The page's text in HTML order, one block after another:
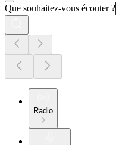
Que souhaitez-vous écouter ?
Radio